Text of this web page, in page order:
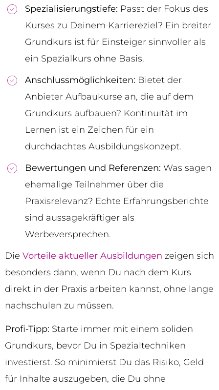
Spezialisierungstiefe: Passt der Fokus des
Kurses zu Deinem Karriereziel? Ein breiter
Grundkurs ist für Einsteiger sinnvoller als
ein Spezialkurs ohne Basis.
Anschlussmöglichkeiten: Bietet der
Anbieter Aufbaukurse an, die auf dem
Grundkurs aufbauen? Kontinuität im
Lernen ist ein Zeichen für ein
durchdachtes Ausbildungskonzept.
Bewertungen und Referenzen: Was sagen
ehemalige Teilnehmer über die
Praxisrelevanz? Echte Erfahrungsberichte
sind aussagekräftiger als
Werbeversprechen.
Die Vorteile aktueller Ausbildungen zeigen sich
besonders dann, wenn Du nach dem Kurs
direkt in der Praxis arbeiten kannst, ohne lange
nachschulen zu müssen.
Profi-Tipp: Starte immer mit einem soliden
Grundkurs, bevor Du in Spezialtechniken
investierst. So minimierst Du das Risiko, Geld
für Inhalte auszugeben, die Du ohne